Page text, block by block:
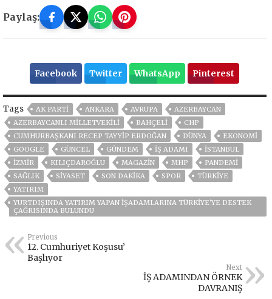
Paylaş:
Facebook Twitter WhatsApp Pinterest
Tags AK PARTİ ANKARA AVRUPA
AZERBAYCAN
AZERBAYCANLI MİLLETVEKİLİ
BAHÇELİ
CHP
CUMHURBAŞKANI RECEP TAYYIP ERDOĞAN
DÜNYA
EKONOMİ
GOOGLE
GÜNCEL GÜNDEM İŞ ADAMI
ISTANBUL
İZMIR
KILIÇDAROĞLU MAGAZİN MHP
PANDEMİ
SAĞLIK
SİYASET SON DAKIKA SPOR
TÜRKİYE
YATIRIM
YURTDIŞINDA YATIRIM YAPAN İŞADAMLARINA TÜRKİYE'YE DESTEK
ÇAĞRISINDA BULUNDU
Previous
12. Cumhuriyet Koşusu’
Başlıyor
Next
İŞ ADAMINDAN ÖRNEK
DAVRANIŞ